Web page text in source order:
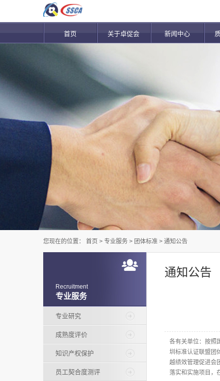
首页 关于卓促会 新闻中心
专业服务
Recruitment
专业研究
成熟度评价
知识产权保护
员工契合度测评
通知公告
您现在的位置： 首页 > 专业服务 > 团体标准 > 通知公告
各有关单位：按照
圳标准认证联盟团
越绩效管理促进会
落实和实施项目，